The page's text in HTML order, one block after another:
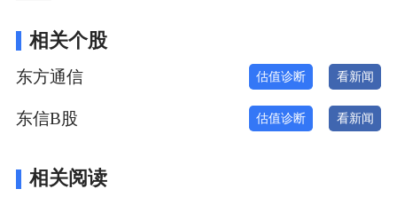
相关个股
东方通信 估值诊断 看新闻
东信B股 估值诊断 看新闻
相关阅读